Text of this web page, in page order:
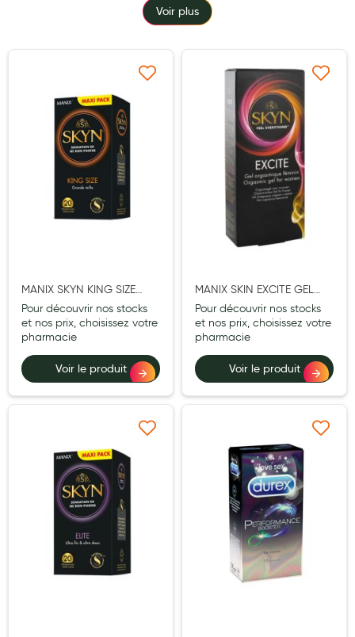
Crème solaire - Visage et corps
Préservatifs - Gels lubrifiants
Accessoires, coutellerie, brosserie
Bouillottes
Parfums et bougies d'ambiance
Beauté au naturel
Mon bébé
Soins bébé
Couches
Laits infantiles
Accessoires bébé
Alimentation
Soins enfant
Soins maman
Tisanes allaitement et compléments alimentaires
Voir plus
MANIX SKYN KING SIZE
PRESERVATIF 20
Pour découvrir nos stocks
et nos prix, choisissez votre
pharmacie
Voir le produit
Ajouter à ma liste d’envie
MANIX SKIN EXCITE GEL
ORGASMIQUE 15ML
Pour découvrir nos stocks
et nos prix, choisissez votre
pharmacie
Voir le produit
Ajouter à ma liste
Ajouter à ma liste d’envie Ajouter à ma liste